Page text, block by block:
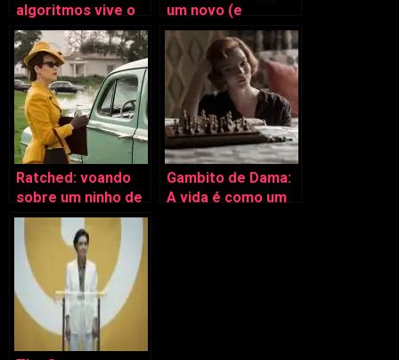
algoritmos vive o
seriólico
um novo (e
igualmente
assustador) “1984”
Ratched: voando
sobre um ninho de
“víboras”
Gambito de Dama:
A vida é como um